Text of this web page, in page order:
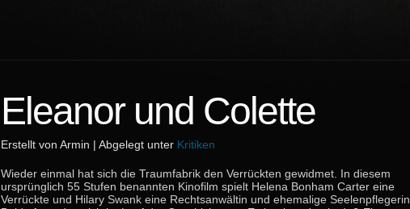
Eleanor und Colette
Erstellt von Armin | Abgelegt unter Kritiken
Wieder einmal hat sich die Traumfabrik den Verrückten gewidmet. In diesem
ursprünglich 55 Stufen benannten Kinofilm spielt Helena Bonham Carter eine
Verrückte und Hilary Swank eine Rechtsanwältin und ehemalige Seelenpflegerin.